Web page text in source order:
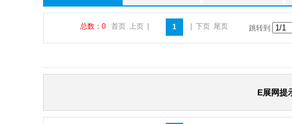
总数：0 首页 上页 1 下页 尾页 跳转到
E展网提